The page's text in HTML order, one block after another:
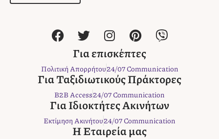
F
a
e
b
o
o
k
T
w
i
t
t
e
r
I
n
s
t
a
g
r
a
m
P
i
n
t
e
r
e
s
t
V
i
e
r
Για επισκέπτες
Πολιτική Απορρήτου24/07 Communication
Για Ταξιδιωτικούς Πράκτορες
B2B Access24/07 Communication
Για Ιδιοκτήτες Ακινήτων
Εκτίμηση Ακινήτου24/07 Communication
Η Εταιρεία μας